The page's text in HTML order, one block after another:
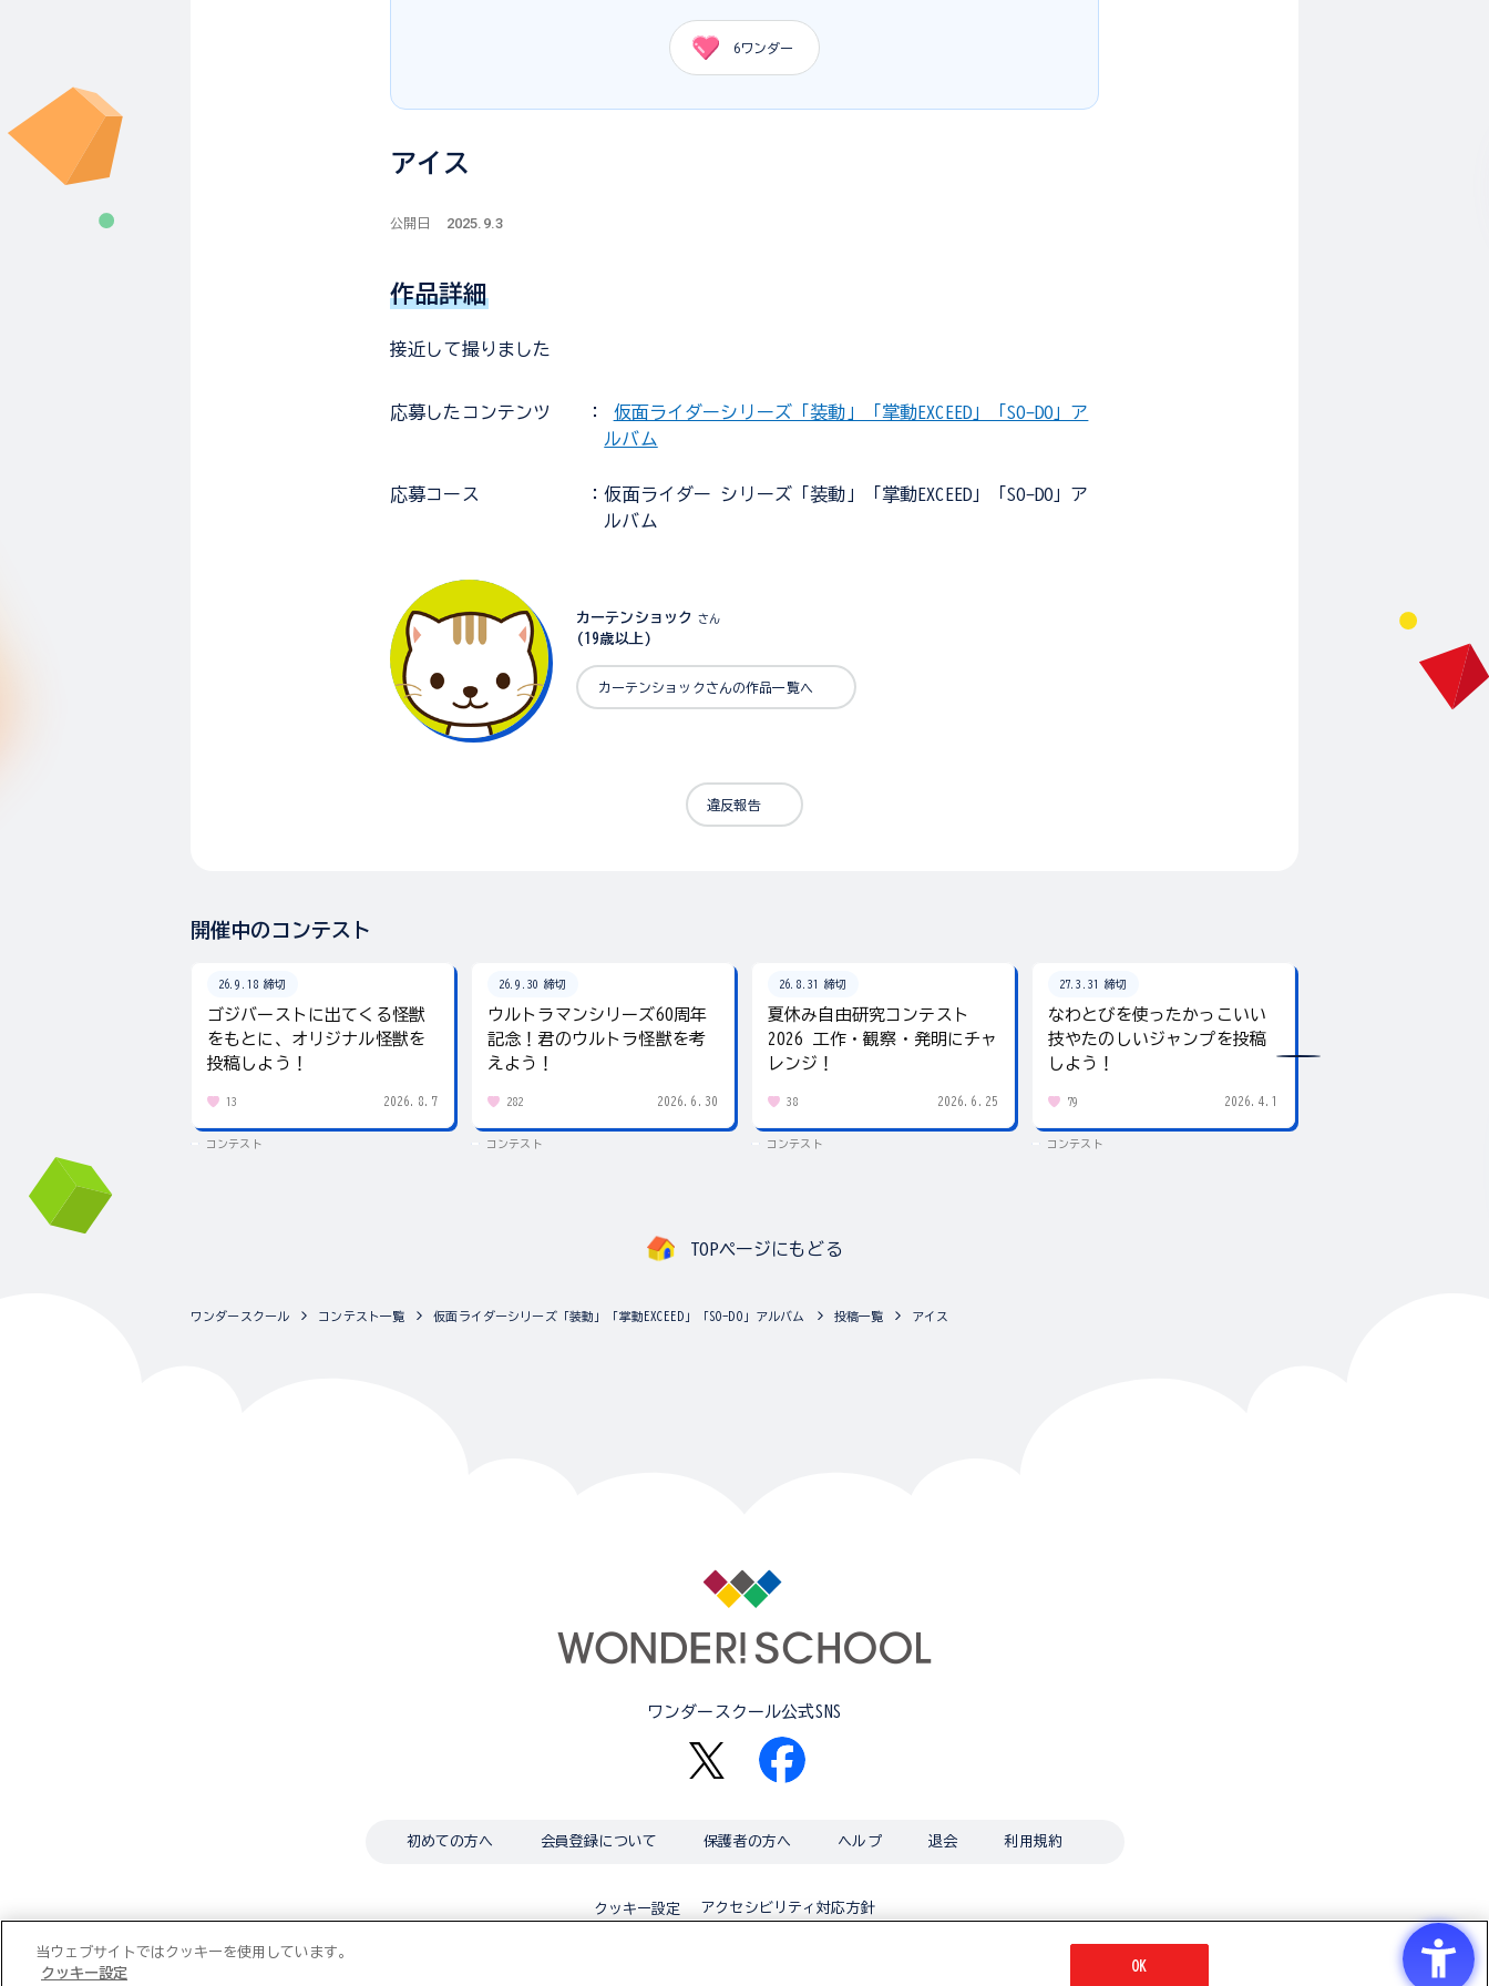
6ワンダー
アイス
公開日 2025.9.3
作品詳細
接近して撮りました
応募した コンテンツ ： 仮面ライダーシリーズ「装動」「掌動EXCEED」「SO-DO」ア
ルバム
応募コース
：仮面ライダー シリーズ「装動」「掌動EXCEED」「SO-DO」ア
ルバム
カーテンショック さん
(19歳以上)
カーテンショックさんの作品一覧へ
違反報告
開催中のコンテスト
26.9.18 締切
ゴジバーストに出てくる怪獣
をもとに、オリジナル怪獣を
投稿しよう！
13 2026.8.7
コンテスト
26.9.30 締切
ウルトラマンシリーズ60周年
記念！君のウルトラ怪獣を考
えよう！
282 2026.6.30
コンテスト
26.8.31 締切
夏休み自由研究コンテスト
2026 工作・観察・発明にチャ
レンジ！
38 2026.6.25
コンテスト
27.3.31 締切
なわとびを使ったかっこいい
技やたのしいジャンプを投稿
しよう！
79 2026.4.1
コンテスト
TOPページにもどる
ワンダースクール コンテスト一覧 仮面ライダーシリーズ「装動」「掌動EXCEED」「SO-DO」アルバム 投稿一覧 アイス
ワンダースクール公式SNS
初めての方へ 会員登録について 保護者の方へ ヘルプ 退会 利用規約
クッキー設定 アクセシビリティ対応方針
当ウェブサイトではクッキーを使用しています。
クッキー設定
OK